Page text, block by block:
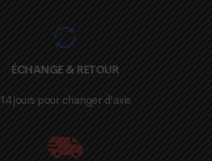
ÉCHANGE & RETOUR
14 jours pour changer d'avis